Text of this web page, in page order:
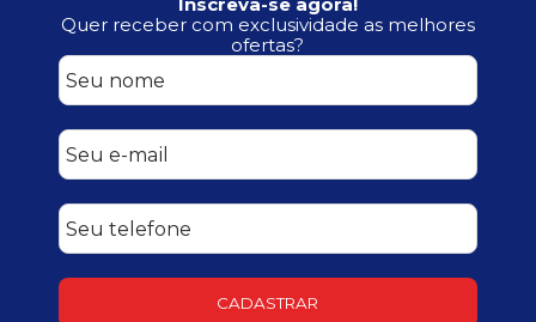
Quer receber com exclusividade as melhores
ofertas?
CADASTRAR